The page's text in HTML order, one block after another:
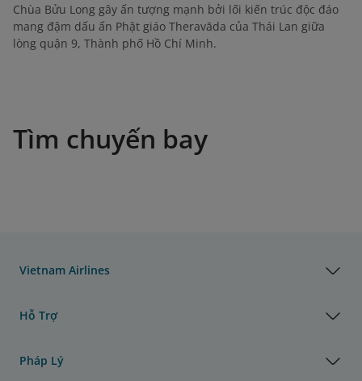
Chùa Bửu Long gây ấn tượng mạnh bởi lối kiến trúc độc đáo
mang đậm dấu ấn Phật giáo Theravāda của Thái Lan giữa
lòng quận 9, Thành phố Hồ Chí Minh.
Tìm chuyến bay
Vietnam Airlines
Hỗ Trợ
Pháp Lý